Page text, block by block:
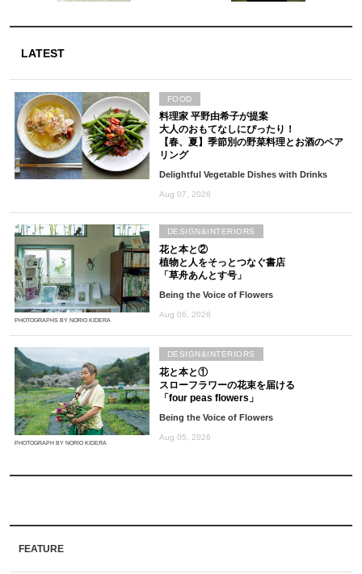
LATEST
料理家 平野由希子が提案
大人のおもてなしにぴったり！
【春、夏】季節別の野菜料理とお酒のペア
リング
Delightful Vegetable Dishes with Drinks
Aug 07, 2026
FOOD
PHOTOGRAPHS BY NORIO KIDERA
花と本と②
植物と人をそっとつなぐ書店
「草舟あんとす号」
Being the Voice of Flowers
Aug 06, 2026
DESIGN&INTERIORS
PHOTOGRAPH BY NORIO KIDERA
花と本と①
スローフラワーの花束を届ける
「four peas flowers」
Being the Voice of Flowers
Aug 05, 2026
DESIGN&INTERIORS
FEATURE